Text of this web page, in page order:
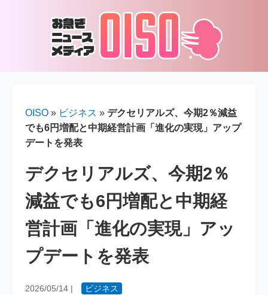
OISO » ビジネス » デクセリアルズ、今期2％減益
でも6円増配と中期経営計画「進化の実現」アップ
デートを発表
デクセリアルズ、今期2％
減益でも6円増配と中期経
営計画「進化の実現」アッ
プデートを発表
2026/05/14 | ビジネス